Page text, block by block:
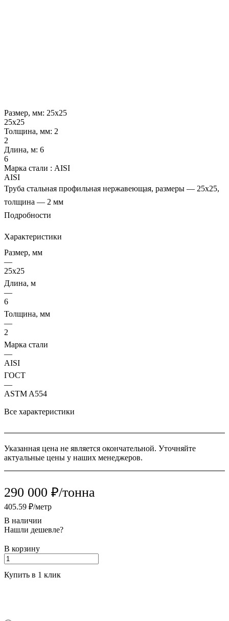
Размер, мм: 25х25
25х25
Толщина, мм: 2
2
Длина, м: 6
6
Марка стали : AISI
AISI
Труба стальная профильная нержавеющая, размеры — 25х25,
толщина — 2 мм
Подробности
Характеристики
Размер, мм
—
25х25
Длина, м
—
6
Толщина, мм
—
2
Марка стали
—
AISI
ГОСТ
—
ASTM A554
Все характеристики
Указанная цена не является окончательной. Уточняйте
актуальные цены у наших менеджеров.
290 000 ₽/тонна
405.59 ₽/метр
В наличии
Нашли дешевле?
В корзину
Купить в 1 клик